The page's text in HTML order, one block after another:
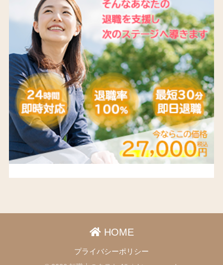
HOME
プライバシーポリシー